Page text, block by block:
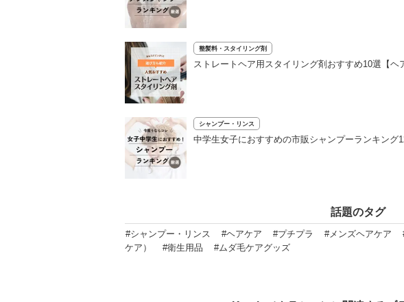
整髪料・スタイリング剤
ストレートヘア用スタイリング剤おすすめ10選【
シャンプー・リンス
中学生女子におすすめの市販シャンプーランキング
話題のタグ
#シャンプー・リンス #ヘアケア #プチプラ #メンズヘアケア
ケア）
#衛生用品 #ムダ毛ケアグッズ